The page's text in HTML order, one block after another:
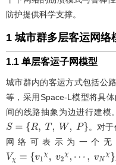
防护提供科学支撑。
1 城市群多层客运网络
1.1 单层客运子网模型
城市群内的客运方式包括公
等，采用Space-L模型将具
间的线路抽象为边进行建模
S={R , T, W, P 。对
网络可表示为一个无
Vχ={v 1χ, v2χ ,⋯, v Nχ}